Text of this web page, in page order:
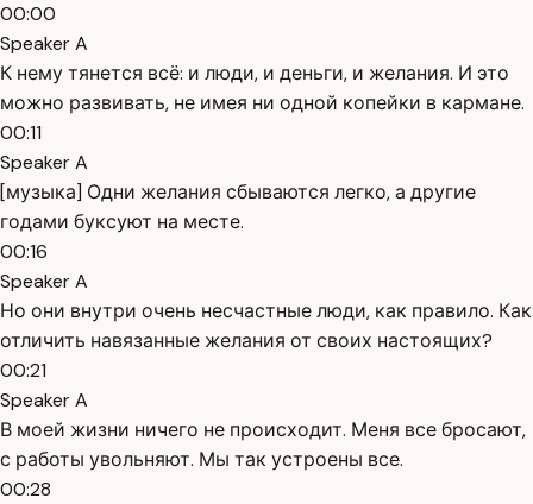
00:00
Speaker A
К нему тянется всё: и люди, и деньги, и желания. И это
можно развивать, не имея ни одной копейки в кармане.
00:11
Speaker A
[музыка] Одни желания сбываются легко, а другие
годами буксуют на месте.
00:16
Speaker A
Но они внутри очень несчастные люди, как правило. Как
отличить навязанные желания от своих настоящих?
00:21
Speaker A
В моей жизни ничего не происходит. Меня все бросают,
с работы увольняют. Мы так устроены все.
00:28